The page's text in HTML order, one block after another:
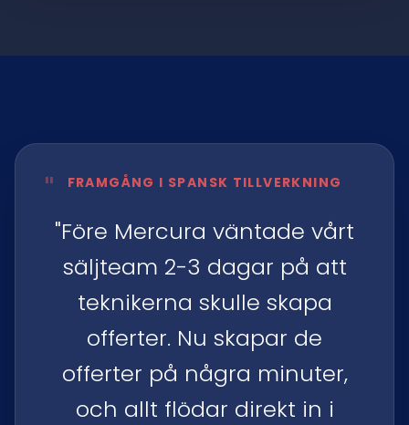
" FRAMGÅNG I SPANSK TILLVERKNING
"Före Mercura väntade vårt
säljteam 2-3 dagar på att
teknikerna skulle skapa
offerter. Nu skapar de
offerter på några minuter,
och allt flödar direkt in i